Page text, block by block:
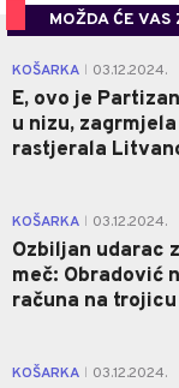
MOŽDA ĆE VAS
KOŠARKA 03.12.2024.
E, ovo je
u nizu,
rastjerala
KOŠARKA 03.12.2024.
Ozbiljan udarac
meč: Obradović
računa na
KOŠARKA 03.12.2024.